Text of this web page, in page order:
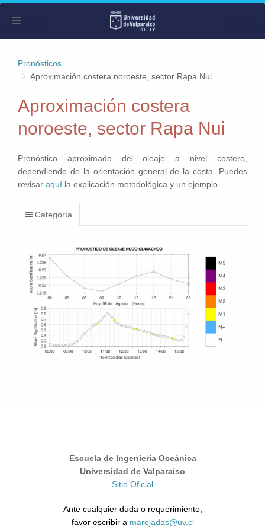
Pronósticos
Aproximación costera noroeste, sector Rapa Nui
Aproximación costera
noroeste, sector Rapa Nui
Pronóstico aproximado del oleaje a nivel costero,
dependiendo de la orientación general de la costa. Puedes
revisar aquí la explicación metodológica y un ejemplo.
Categoría
Escuela de Ingeniería Oceánica
Universidad de Valparaíso
Sitio Oficial
Ante cualquier duda o requerimiento,
favor escribir a marejadas@uv.cl